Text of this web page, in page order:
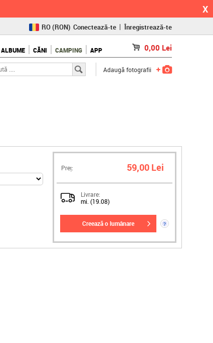
X
(KČ)
SK(€)
RO(RON) Conectează-te Înregistrează-te
ALBUME CĂNI CAMPING APP 0,00 Lei
Adaugă fotografii
Preț: 59,00 Lei
Livrare:
mi. (19.08)
creează o lumânare ?